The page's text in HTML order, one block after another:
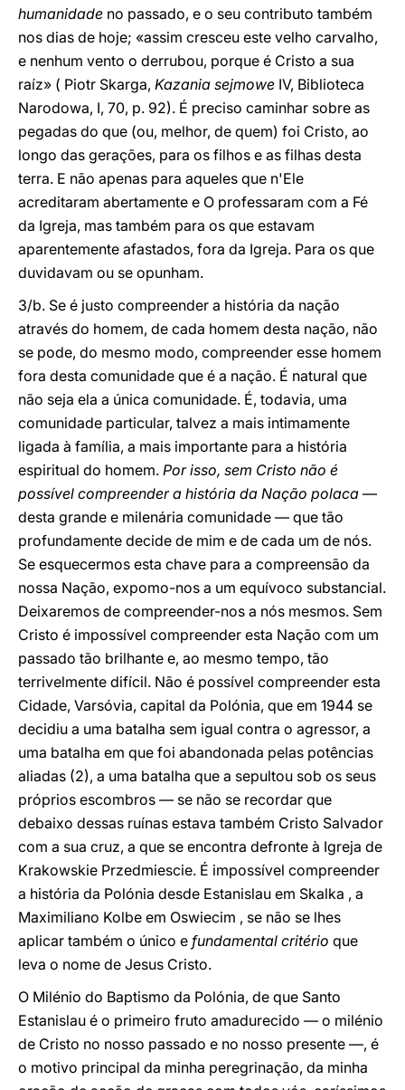
humanidade no passado, e o seu contributo também
nos dias de hoje; «assim cresceu este velho carvalho,
e nenhum vento o derrubou, porque é Cristo a sua
raíz» ( Piotr Skarga, Kazania sejmowe IV, Biblioteca
Narodowa, I, 70, p. 92). É preciso caminhar sobre as
pegadas do que (ou, melhor, de quem) foi Cristo, ao
longo das gerações, para os filhos e as filhas desta
terra. E não apenas para aqueles que n'Ele
acreditaram abertamente e O professaram com a Fé
da Igreja, mas também para os que estavam
aparentemente afastados, fora da Igreja. Para os que
duvidavam ou se opunham.
3/b. Se é justo compreender a história da nação
através do homem, de cada homem desta nação, não
se pode, do mesmo modo, compreender esse homem
fora desta comunidade que é a nação. É natural que
não seja ela a única comunidade. É, todavia, uma
comunidade particular, talvez a mais intimamente
ligada à família, a mais importante para a história
espiritual do homem. Por isso, sem Cristo não é
possível compreender a história da Nação polaca —
desta grande e milenária comunidade — que tão
profundamente decide de mim e de cada um de nós.
Se esquecermos esta chave para a compreensão da
nossa Nação, expomo-nos a um equívoco substancial.
Deixaremos de compreender-nos a nós mesmos. Sem
Cristo é impossível compreender esta Nação com um
passado tão brilhante e, ao mesmo tempo, tão
terrivelmente difícil. Não é possível compreender esta
Cidade, Varsóvia, capital da Polónia, que em 1944 se
decidiu a uma batalha sem igual contra o agressor, a
uma batalha em que foi abandonada pelas potências
aliadas (2), a uma batalha que a sepultou sob os seus
próprios escombros — se não se recordar que
debaixo dessas ruínas estava também Cristo Salvador
com a sua cruz, a que se encontra defronte à Igreja de
Krakowskie Przedmiescie. É impossível compreender
a história da Polónia desde Estanislau em Skalka , a
Maximiliano Kolbe em Oswiecim , se não se lhes
aplicar também o único e fundamental critério que
leva o nome de Jesus Cristo.
O Milénio do Baptismo da Polónia, de que Santo
Estanislau é o primeiro fruto amadurecido — o milénio
de Cristo no nosso passado e no nosso presente —, é
o motivo principal da minha peregrinação, da minha